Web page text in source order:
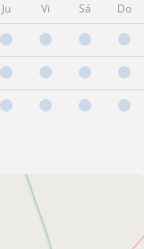
Ju Vi Sá Do